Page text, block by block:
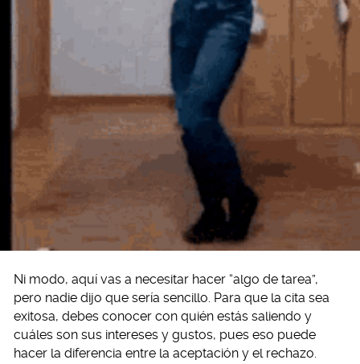
Ni modo, aquí vas a necesitar hacer “algo de tarea”,
pero nadie dijo que sería sencillo. Para que la cita sea
exitosa, debes conocer con quién estás saliendo y
cuáles son sus intereses y gustos, pues eso puede
hacer la diferencia entre la aceptación y el rechazo.